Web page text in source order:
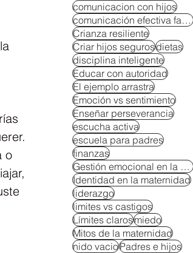
o
comunicacion con hijos
comunicación efectiva familiar
Crianza resiliente
Criar hijos segurosdietas
disciplina inteligente
Educar con autoridad
El ejemplo arrastra
Emoción vs sentimiento
Enseñar perseverancia
escucha activa
escuela para padres
finanzas
Gestión emocional en la crianza
Identidad en la maternidad
liderazgo
limites vs castigos
Límites clarosmiedo
Mitos de la maternidad
nido vacioPadres e hijos